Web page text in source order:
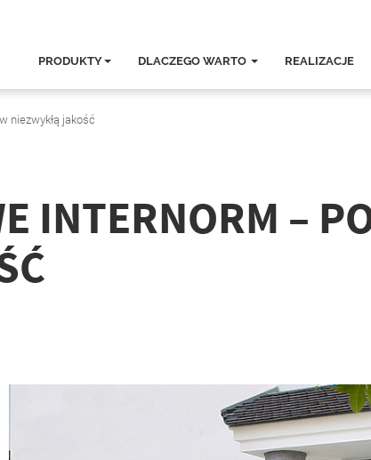
PRODUKTY DLACZEGO WARTO REALIZACJE
niezwykłą jakość
INTERNORM –